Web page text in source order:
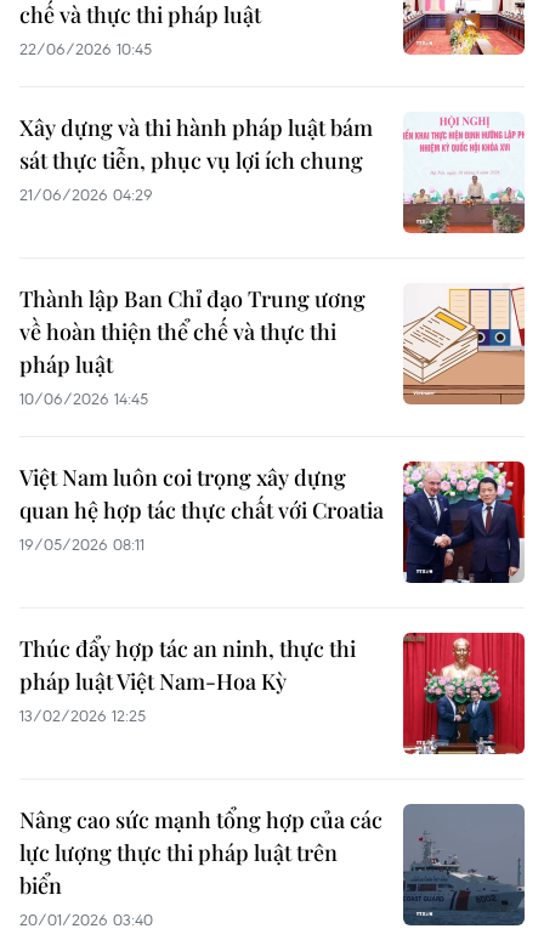
chế và thực thi pháp luật
22/06/2026 10:45
Xây dựng và thi hành pháp luật bám
sát thực tiễn, phục vụ lợi ích chung
21/06/2026 04:29
Thành lập Ban Chỉ đạo Trung ương
về hoàn thiện thể chế và thực thi
pháp luật
10/06/2026 14:45
Việt Nam luôn coi trọng xây dựng
quan hệ hợp tác thực chất với Croatia
19/05/2026 08:11
Thúc đẩy hợp tác an ninh, thực thi
pháp luật Việt Nam-Hoa Kỳ
13/02/2026 12:25
Nâng cao sức mạnh tổng hợp của các
lực lượng thực thi pháp luật trên
biển
20/01/2026 03:40